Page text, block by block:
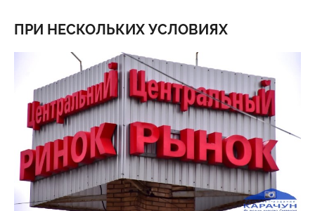
ПРИ НЕСКОЛЬКИХ УСЛОВИЯХ